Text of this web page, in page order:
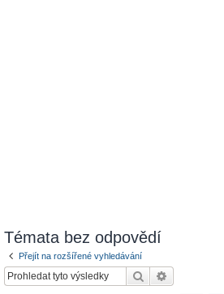
Témata bez odpovědí
Přejít na rozšířené vyhledávání
Hledat